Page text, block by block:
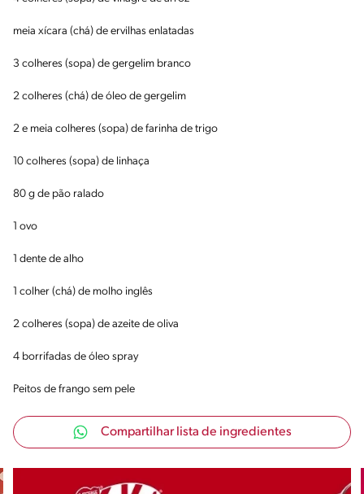
meia xícara (chá) de ervilhas enlatadas
3 colheres (sopa) de gergelim branco
2 colheres (chá) de óleo de gergelim
2 e meia colheres (sopa) de farinha de trigo
10 colheres (sopa) de linhaça
80 g de pão ralado
1 ovo
1 dente de alho
1 colher (chá) de molho inglês
2 colheres (sopa) de azeite de oliva
4 borrifadas de óleo spray
Peitos de frango sem pele
Compartilhar lista de ingredientes